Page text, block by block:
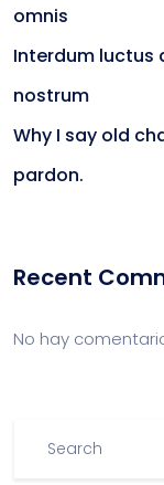
omnis
Interdum luctus
nostrum
Why I say old
pardon.
Recent
No hay